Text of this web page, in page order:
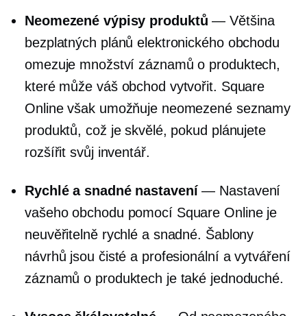
Neomezené výpisy produktů — Většina
bezplatných plánů elektronického obchodu
omezuje množství záznamů o produktech,
které může váš obchod vytvořit. Square
Online však umožňuje neomezené seznamy
produktů, což je skvělé, pokud plánujete
rozšířit svůj inventář.
Rychlé a snadné nastavení— Nastavení
vašeho obchodu pomocí Square Online je
neuvěřitelně rychlé a snadné. Šablony
návrhů jsou čisté a profesionální a vytváření
záznamů o produktech je také jednoduché.